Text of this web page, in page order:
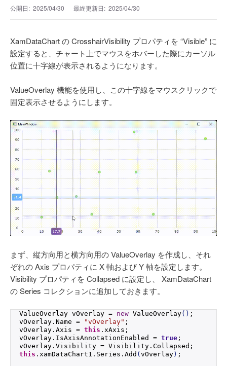
公開日: 2025/04/30 最終更新日: 2025/04/30
XamDataChart の CrosshairVisibility プロパティを “Visible” に
設定すると、チャート上でマウスをホバーした際にカーソル
位置に十字線が表示されるようになります。
ValueOverlay 機能を使用し、この十字線をマウスクリックで
固定表示させるようにします。
まず、縦方向用と横方向用の ValueOverlay を作成し、それ
ぞれの Axis プロパティに X 軸および Y 軸を設定します。
Visibility プロパティを Collapsed に設定し、 XamDataChart
の Series コレクションに追加しておきます。
ValueOverlay vOverlay = new ValueOverlay() ;
vOverlay. Name = "vOverlay" ;
vOverlay. Axis = this . xAxis ;
vOverlay. IsAxisAnnotationEnabled = true ;
vOverlay. Visibility = Visibility. Collapsed ;
this . xamDataChart1 . Series . Add ( vOverlay) ;